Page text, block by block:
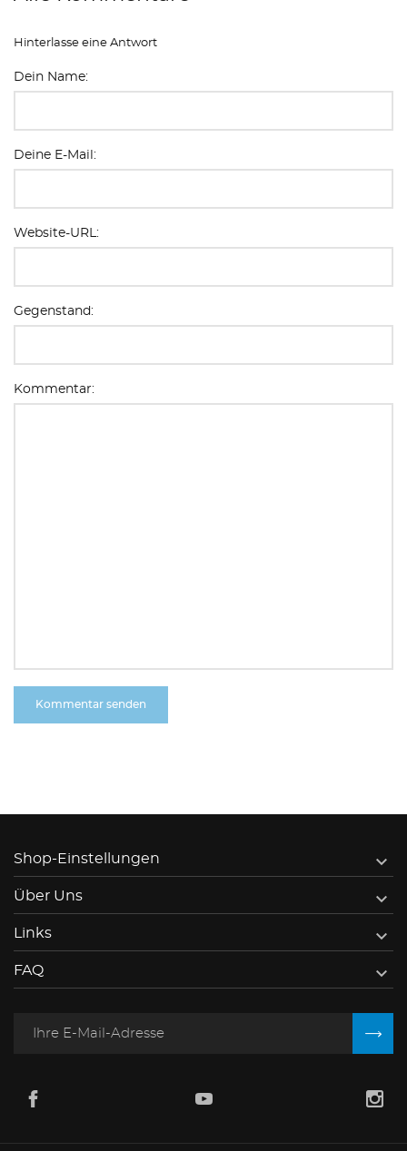
Hinterlasse eine Antwort
Dein Name:
Deine E-Mail:
Website-URL:
Gegenstand:
Kommentar:
Shop-Einstellungen 
Über Uns 
Links 
FAQ 